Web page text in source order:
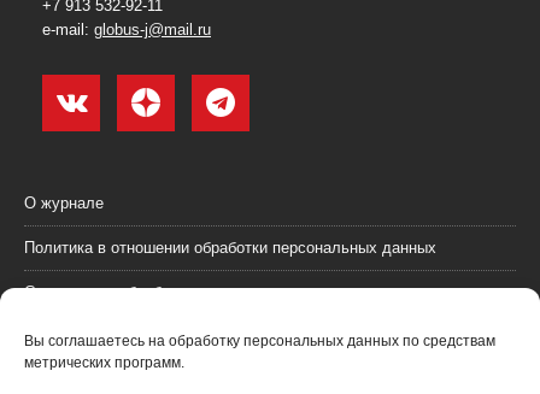
Вы соглашаетесь на обработку персональных данных по средствам
метрических программ.
+7 913 532-92-11
e-mail: globus-j@mail.ru
О журнале
Политика в отношении обработки персональных данных
Согласие на обработку персональных данных
Пользовательское соглашение (оферта)